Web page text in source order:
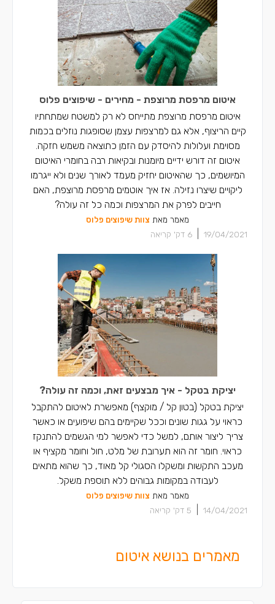
איטום מרפסת מרוצפת - מחירים - שיפוצים פלוס
איטום מרפסת מרוצפת מתייחס לא רק למשטח שמתחתיו
קיים הריצוף, אלא גם למרצפות עצמן שסופגות נוזלים בכמות
מסוימת ועלולות להיסדק עם הזמן כתוצאה משמש חזקה.
איטום זה דורש ידיים מיומנות ובקיאות רבה בחומרי האיטום
המיושמים, כך שהאיטום יחזיק מעמד לאורך שנים ולא ייגרמו
ליקויים שיצרו נזילה. אז איך אוטמים מרפסת מרוצפת, האם
חייבים לפרק את המרצפות וכמה כל זה עולה?
מאמר מאת צוות שיפוצים פלוס
19/04/2021
6 דק' קריאה
יציקת בטקל - איך מבצעים זאת, וכמה זה עולה?
יציקת בטקל (בטון קל / מוקצף) מאפשרת לאיטום להתקבל
כראוי על גגות שונים וככל שקיימים בהם שיפועים או כאשר
צריך ליצור אותם, למשל כדי לאפשר למי הגשמים להתנקז
כראוי. חומר זה הוא תערובת של מלט, חול וחומר מקציף או
מעכב התקשות ומשקלו הסגולי קל מאוד, כך שהוא מתאים
לעבודה במקומות גבוהים ללא תוספת משקל.
מאמר מאת צוות שיפוצים פלוס
14/04/2021
5 דק' קריאה
מאמרים בנושא איטום